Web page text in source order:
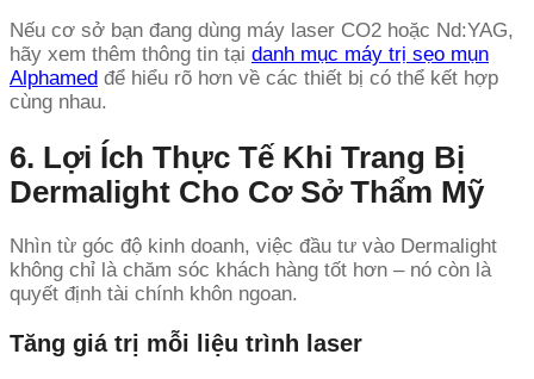
Nếu cơ sở bạn đang dùng máy laser CO2 hoặc Nd:YAG,
hãy xem thêm thông tin tại danh mục máy trị sẹo mụn
Alphamed để hiểu rõ hơn về các thiết bị có thể kết hợp
cùng nhau.
6. Lợi Ích Thực Tế Khi Trang Bị
Dermalight Cho Cơ Sở Thẩm Mỹ
Nhìn từ góc độ kinh doanh, việc đầu tư vào Dermalight
không chỉ là chăm sóc khách hàng tốt hơn – nó còn là
quyết định tài chính khôn ngoan.
Tăng giá trị mỗi liệu trình laser